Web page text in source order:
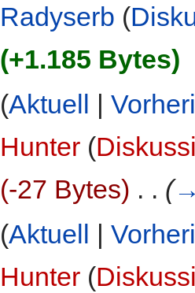
Radyserb (
(+1.185 Bytes)
(Aktuell |
Hunter (
(-27 Bytes) . . (
(Aktuell |
Hunter (